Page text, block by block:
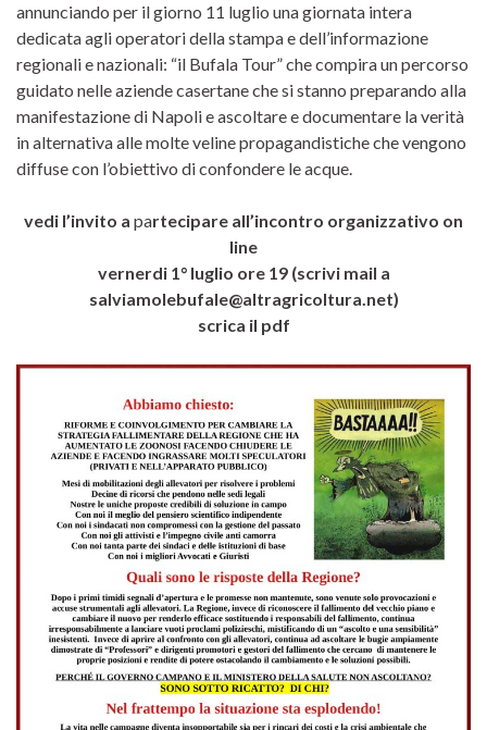
annunciando per il giorno 11 luglio una giornata intera
dedicata agli operatori della stampa e dell’informazione
regionali e nazionali: “il Bufala Tour” che compira un percorso
guidato nelle aziende casertane che si stanno preparando alla
manifestazione di Napoli e ascoltare e documentare la verità
in alternativa alle molte veline propagandistiche che vengono
diffuse con l’obiettivo di confondere le acque.
vedi l’invito a partecipare all’incontro organizzativo on
line
vernerdi 1° luglio ore 19 (scrivi mail a
salviamolebufale@altragricoltura.net)
scrica il pdf